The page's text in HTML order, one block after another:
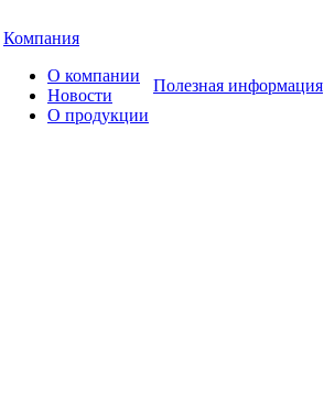
Компания
О компании
Новости
О продукции
Полезная информация